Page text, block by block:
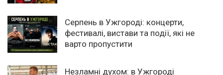
Серпень в Ужгороді: концерти,
фестивалі, вистави та події, які не
варто пропустити
Незламні духом: в Ужгороді